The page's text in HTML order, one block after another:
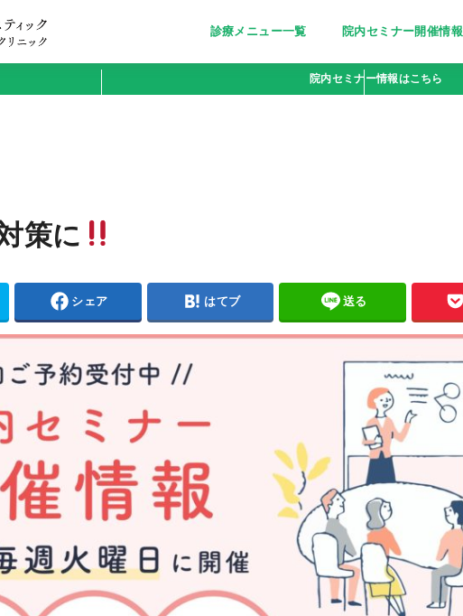
診療メニュー一覧
美しく清潔な印象に～医療脱毛～
栄養療法［分子栄養学外来］
妊活サポート
忙しい女性の美の追求に～トリニ
ピーリング〜小じわ・くすみにお
若々しい輝きをいつまでも～高濃
点滴bar [ビタミン注射・点滴］
疲れやすい体に栄養を～にんにく
院内セミナー開催情報
院内セミナー情報はこちら
策に
シェア はてブ 送る